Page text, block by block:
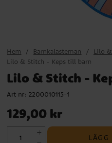
Hem Barnkalasteman
Lilo
Lilo & Stitch - Keps till barn
Lilo & Stitch -
Art nr: 2200010115-1
Pris:129,00 kr
129,00 kr
LÄGG